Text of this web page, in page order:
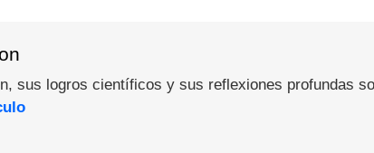
sus logros científicos y sus reflexiones profundas